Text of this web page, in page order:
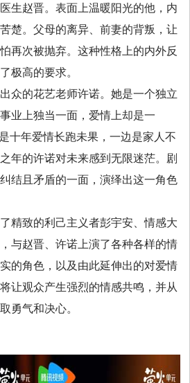
生赵晋。表面上温暖阳光的他，内
楚。父母的离异、前妻的背叛，让
再次被抛弃。这种性格上的内外反
极高的要求。
众的花艺老师许诺。她是一个独立
业上独当一面，爱情上却是一
十年爱情长跑未果，一边是家人不
年的许诺对未来感到无限迷茫。剧
结且矛盾的一面，演绎出这一角色
精致的利己主义者彭宇安、情感大
与赵晋、许诺上演了各种各样的情
的角色，以及由此延伸出的对爱情
让观众产生强烈的情感共鸣，并从
勇气和决心。